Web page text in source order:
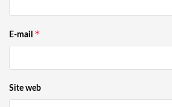
E-mail *
Site web